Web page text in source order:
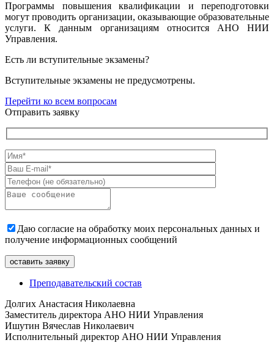
Программы повышения квалификации и переподготовки
могут проводить организации, оказывающие образовательные
услуги. К данным организациям относится АНО НИИ
Управления.
Есть ли вступительные экзамены?
Вступительные экзамены не предусмотрены.
Перейти ко всем вопросам
Отправить заявку
Даю согласие на обработку моих персональных данных и
получение информационных сообщений
Преподавательский состав
Долгих Анастасия Николаевна
Заместитель директора АНО НИИ Управления
Ишутин Вячеслав Николаевич
Исполнительный директор АНО НИИ Управления